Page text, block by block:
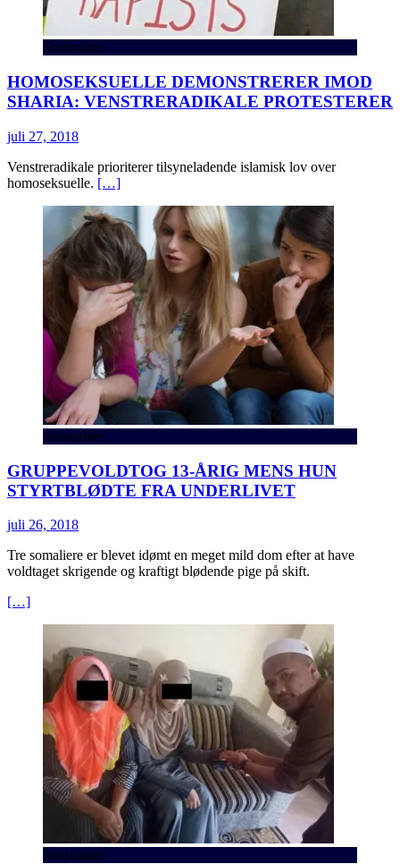
Seksualitet
HOMOSEKSUELLE DEMONSTRERER IMOD
SHARIA: VENSTRERADIKALE PROTESTERER
juli 27, 2018
Venstreradikale prioriterer tilsyneladende islamisk lov over
homoseksuelle. […]
Seksualitet
GRUPPEVOLDTOG 13-ÅRIG MENS HUN
STYRTBLØDTE FRA UNDERLIVET
juli 26, 2018
Tre somaliere er blevet idømt en meget mild dom efter at have
voldtaget skrigende og kraftigt blødende pige på skift.
[…]
Seksualitet